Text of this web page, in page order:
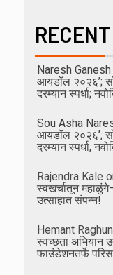
Naresh
आयडॉल २०२६’;
दरम्यान स्पर्धा;
Sou Asha
आयडॉल २०२६’;
दरम्यान स्पर्धा;
Rajendra Kale
स्वखर्चातून
उत्साहात संपन्न!
Hemant
स्वच्छता अभियान
फाउंडेशनतर्फे